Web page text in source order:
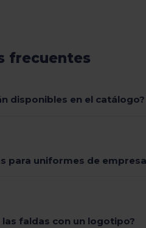
frecuentes
disponibles en el catálogo?
para uniformes de
faldas con un logotipo?